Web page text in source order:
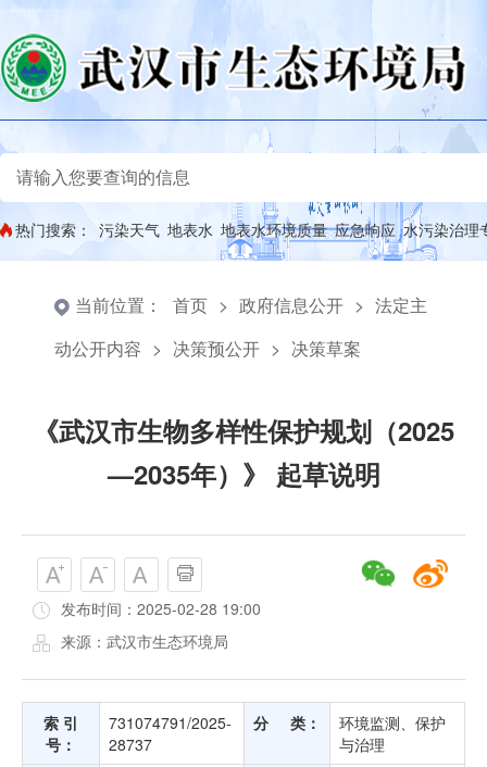
热门搜索： 污染天气 地表水 地表水环境质量 应急响应 水污染治理
当前位置： 首页 > 政府信息公开 > 法定主
动公开内容 > 决策预公开 > 决策草案
《武汉市生物多样性保护规划（2025
—2035年）》 起草说明
发布时间：2025-02-28 19:00
来源：武汉市生态环境局
索 引
号：
731074791/2025-
28737
分 类：
环境监测、保护
与治理